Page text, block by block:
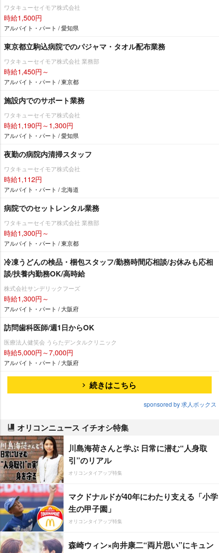
ワタキューセイモア株式会社
時給1,500円
アルバイト・パート / 愛知県
東京都立駒込病院でのパジャマ・タオル配布業務
ワタキューセイモア株式会社 業務部
時給1,450円～
アルバイト・パート / 東京都
施設内でのサポート業務
ワタキューセイモア株式会社
時給1,190円～1,300円
アルバイト・パート / 愛知県
夜勤の病院内清掃スタッフ
ワタキューセイモア株式会社
時給1,112円
アルバイト・パート / 北海道
病院でのセットレンタル業務
ワタキューセイモア株式会社 業務部
時給1,300円～
アルバイト・パート / 東京都
冷凍うどんの検品・梱包スタッフ/勤務時間応相談/お休みも応相
談/扶養内勤務OK/高時給
株式会社サンデリックフーズ
時給1,300円～
アルバイト・パート / 大阪府
訪問歯科医師/週1日からOK
医療法人健笑会 うらたデンタルクリニック
時給5,000円～7,000円
アルバイト・パート / 大阪府
続きはこちら
sponsored by 求人ボックス
オリコンニュース イチオシ特集
川島海荷さんと学ぶ 日常に潜む“人身取
引”のリアル
オリコンタイアップ特集
マクドナルドが40年にわたり支える「小学
生の甲子園」
オリコンタイアップ特集
森崎ウィン×向井康二“両片思い”にキュン